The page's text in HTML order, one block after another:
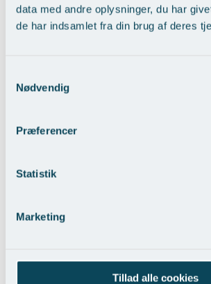
data med andre oplysninger, du har
de har indsamlet fra din brug af deres
Nødvendig
Præferencer
Statistik
Marketing
Tillad alle cookies
Trådløft ansigt